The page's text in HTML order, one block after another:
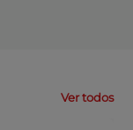
Ver todos